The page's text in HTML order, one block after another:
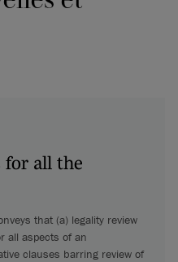
for all the
that (a) legality review
all aspects of an
clauses barring review of